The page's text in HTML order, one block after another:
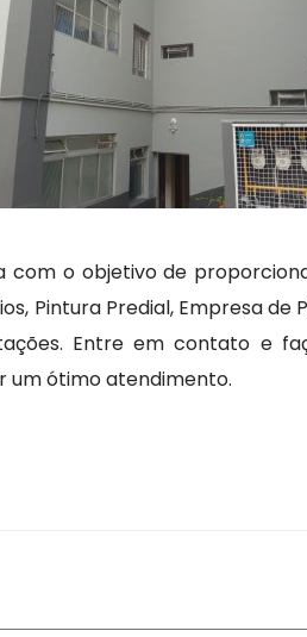
com o objetivo de
Pintura Predial, Empresa de
Entre em contato e
um ótimo atendimento.